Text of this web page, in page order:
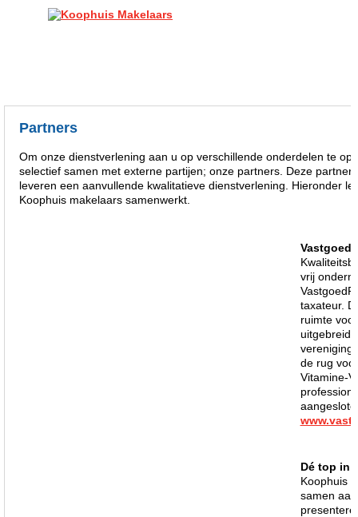
Partners
Om onze dienstverlening aan u op verschillende onderdelen te
selectief samen met externe partijen; onze partners. Deze
leveren een aanvullende kwalitatieve dienstverlening. Hieronder
Koophuis makelaars samenwerkt.
vrij
taxateur.
ruimte
uitgebreid
vereniging
de rug
Vitamine-
Dé top in
Koophuis
samen